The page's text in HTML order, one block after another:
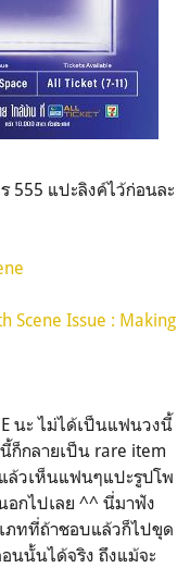
555 แปะลิงค์ไว้ก่อนละ
Scene Issue : Making
นะ ไม่ได้เป็นแฟนวงนี้
ก็กลายเป็น rare item
ล้วเห็นแฟนๆแปะรูปโพ
กไปเลย ^^ นี่มาฟัง
ภทที่ถ้าชอบแล้วก็ไปขุด
นนั้นได้จริง ถึงแม้จะ